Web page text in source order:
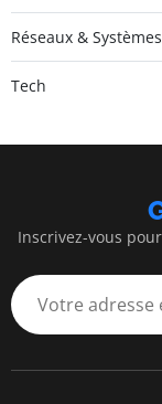
Réseaux & Systèmes
Tech
Inscrivez-vous